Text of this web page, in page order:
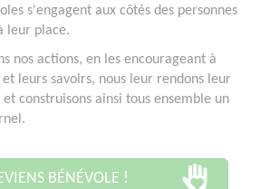
s'engagent aux côtés des personnes
leur place.
nos actions, en les encourageant à
leurs savoirs, nous leur rendons leur
construisons ainsi tous ensemble un
BÉNÉVOLE !